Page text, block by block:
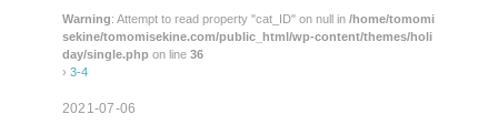
Warning: Attempt to read property "cat_ID" on null in /home/tomomi
sekine/tomomisekine.com/public_html/wp-content/themes/holi
day/single.php on line 36
› 3-4
2021-07-06